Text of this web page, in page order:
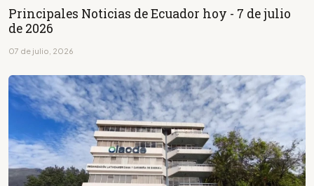
Principales Noticias de Ecuador hoy - 7 de julio
de 2026
07 de julio, 2026